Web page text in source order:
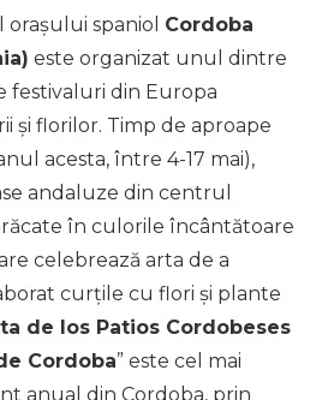
spaniol Cordoba
este organizat unul dintre
festivaluri din Europa
și florilor. Timp de aproape
acesta, între 4-17 mai),
andaluze din centrul
în culorile încântătoare
celebrează arta de a
curțile cu flori și plante
de los Patios Cordobeses
Cordoba” este cel mai
anual din Cordoba, prin